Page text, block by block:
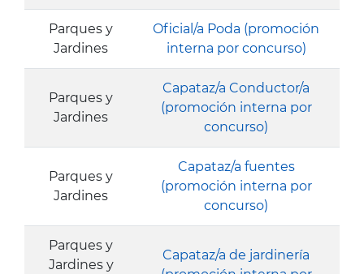
Parques y
Jardines
Oficial/a Poda (promoción
interna por concurso)
Parques y
Jardines
Capataz/a Conductor/a
(promoción interna por
concurso)
Parques y
Jardines
Capataz/a fuentes
(promoción interna por
concurso)
Parques y
Jardines y
Capataz/a de jardinería